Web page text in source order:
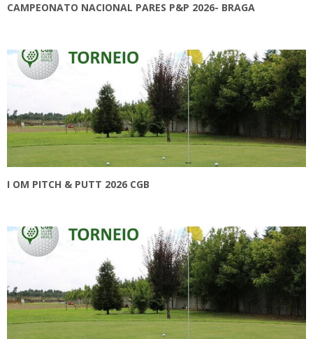
CAMPEONATO NACIONAL PARES P&P 2026- BRAGA
I OM PITCH & PUTT 2026 CGB